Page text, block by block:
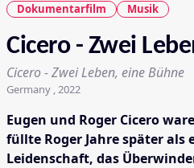
Dokumentarfilm
Musik
Cicero - Zwei
Cicero - Zwei Leben, eine Bühne
Germany , 2022
Eugen und Roger Cicero
füllte Roger Jahre später
Leidenschaft, das